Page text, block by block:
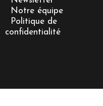
Notre équipe
Politique de
confidentialité